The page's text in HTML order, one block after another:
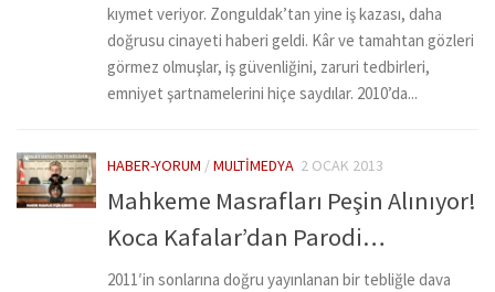
kıymet veriyor. Zonguldak’tan yine iş kazası, daha
doğrusu cinayeti haberi geldi. Kâr ve tamahtan gözleri
görmez olmuşlar, iş güvenliğini, zaruri tedbirleri,
emniyet şartnamelerini hiçe saydılar. 2010’da...
HABER-YORUM /MULTIMEDYA 2 OCAK 2013
Mahkeme Masrafları Peşin Alınıyor!
Koca Kafalar’dan Parodi…
2011′in sonlarına doğru yayınlanan bir tebliğle dava